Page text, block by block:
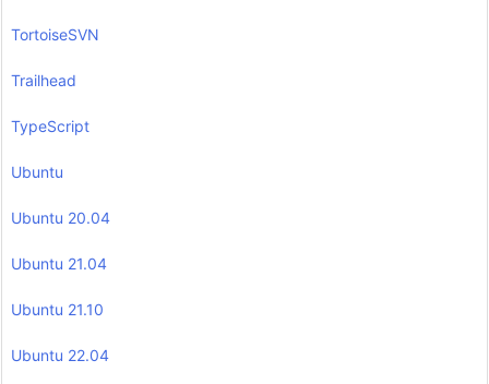
TortoiseSVN
Trailhead
TypeScript
Ubuntu
Ubuntu 20.04
Ubuntu 21.04
Ubuntu 21.10
Ubuntu 22.04